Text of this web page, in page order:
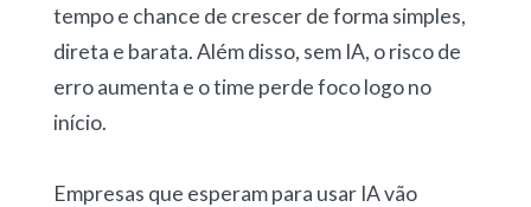
tempo e chance de crescer de forma simples,
direta e barata. Além disso, sem IA, o risco de
erro aumenta e o time perde foco logo no
início.
Empresas que esperam para usar IA vão